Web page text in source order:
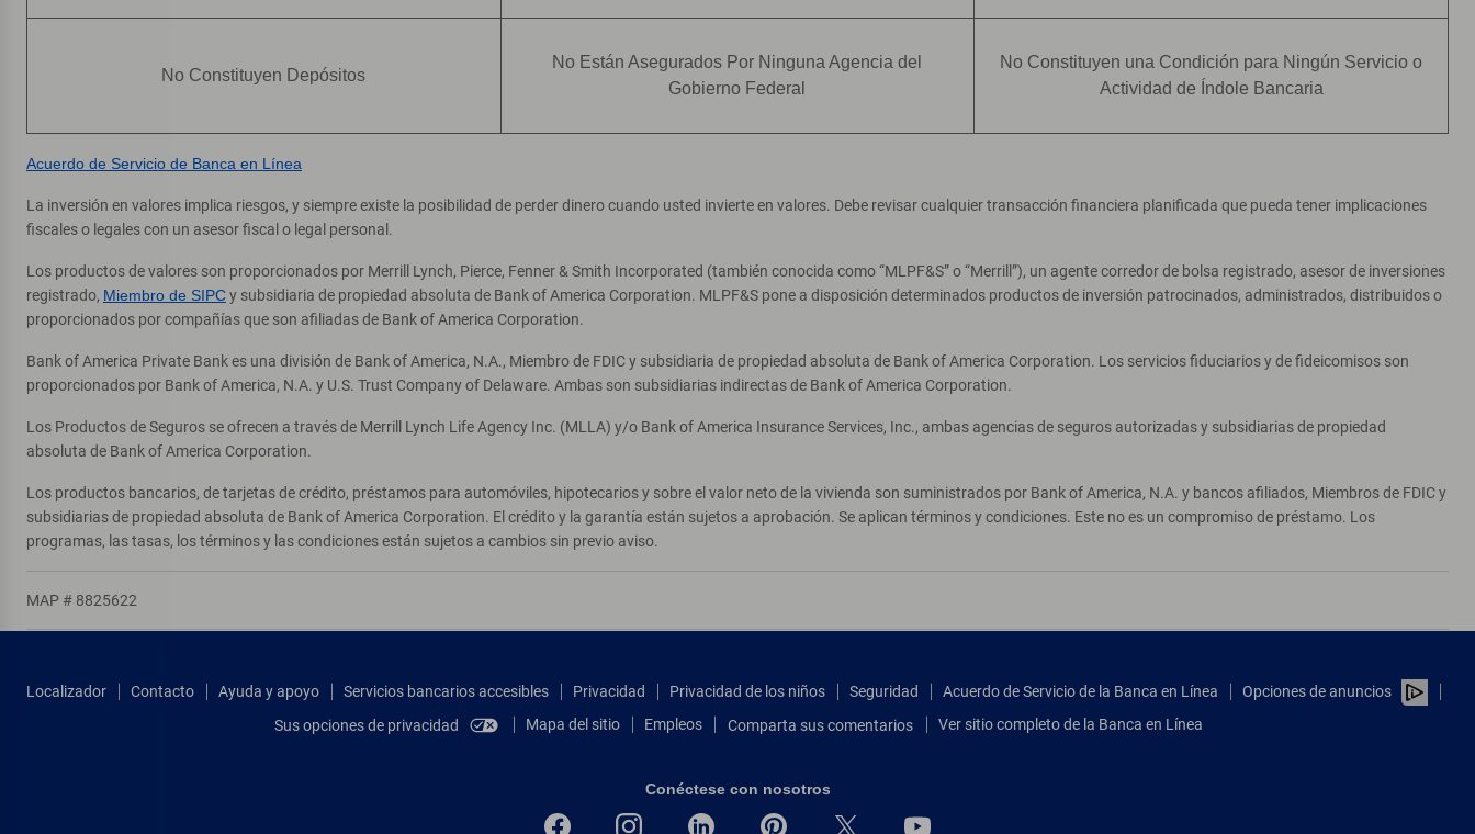
No Constituyen Depósitos
No Están Asegurados Por Ninguna Agencia del
Gobierno Federal
No Constituyen una Condición para Ningún Servicio o
Actividad de Índole Bancaria
Acuerdo de Servicio de Banca en Línea
La inversión en valores implica riesgos, y siempre existe la posibilidad de perder dinero cuando usted invierte en valores. Debe revisar cualquier transacción financiera planificada que pueda tener implicaciones
fiscales o legales con un asesor fiscal o legal personal.
Los productos de valores son proporcionados por Merrill Lynch, Pierce, Fenner & Smith Incorporated (también conocida como “MLPF&S” o “Merrill”), un agente corredor de bolsa registrado, asesor de inversiones
registrado, Miembro de SIPCy subsidiaria de propiedad absoluta de Bank of America Corporation. MLPF&S pone a disposición determinados productos de inversión patrocinados, administrados, distribuidos o
proporcionados por compañías que son afiliadas de Bank of America Corporation.
Bank of America Private Bank es una división de Bank of America, N.A., Miembro de FDIC y subsidiaria de propiedad absoluta de Bank of America Corporation. Los servicios fiduciarios y de fideicomisos son
proporcionados por Bank of America, N.A. y U.S. Trust Company of Delaware. Ambas son subsidiarias indirectas de Bank of America Corporation.
Los Productos de Seguros se ofrecen a través de Merrill Lynch Life Agency Inc. (MLLA) y/o Bank of America Insurance Services, Inc., ambas agencias de seguros autorizadas y subsidiarias de propiedad
absoluta de Bank of America Corporation.
Los productos bancarios, de tarjetas de crédito, préstamos para automóviles, hipotecarios y sobre el valor neto de la vivienda son suministrados por Bank of America, N.A. y bancos afiliados, Miembros de FDIC y
subsidiarias de propiedad absoluta de Bank of America Corporation. El crédito y la garantía están sujetos a aprobación. Se aplican términos y condiciones. Este no es un compromiso de préstamo. Los
programas, las tasas, los términos y las condiciones están sujetos a cambios sin previo aviso.
MAP # 8825622
Localizador Contacto Ayuda y apoyo Servicios bancarios accesibles Privacidad Privacidad de los niños Seguridad Acuerdo de Servicio de la Banca en Línea
Opciones de anuncios
Sus opciones de privacidad
Mapa del sitio Empleos Comparta sus comentarios Ver sitio completo de la Banca en Línea
Conéctese con nosotros